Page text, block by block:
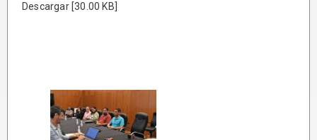
Descargar [30.00 KB]